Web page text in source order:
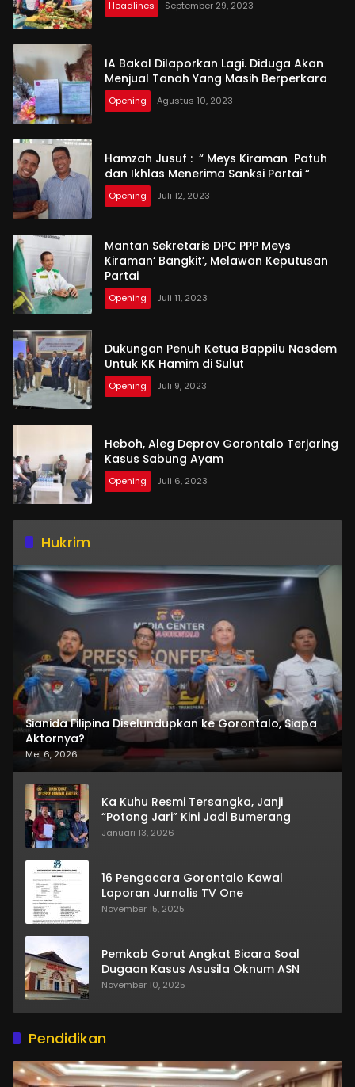
Headlines September 29, 2023
IA Bakal Dilaporkan Lagi. Diduga Akan
Menjual Tanah Yang Masih Berperkara
Opening Agustus 10, 2023
Hamzah Jusuf : “ Meys Kiraman Patuh
dan Ikhlas Menerima Sanksi Partai “
Opening Juli 12, 2023
Mantan Sekretaris DPC PPP Meys
Kiraman‘ Bangkit’, Melawan Keputusan
Partai
Opening Juli 11, 2023
Dukungan Penuh Ketua Bappilu Nasdem
Untuk KK Hamim di Sulut
Opening Juli 9, 2023
Heboh, Aleg Deprov Gorontalo Terjaring
Kasus Sabung Ayam
Opening Juli 6, 2023
Hukrim
Sianida Filipina Diselundupkan ke Gorontalo, Siapa
Aktornya?
Mei 6, 2026
Ka Kuhu Resmi Tersangka, Janji
“Potong Jari” Kini Jadi Bumerang
Januari 13, 2026
16 Pengacara Gorontalo Kawal
Laporan Jurnalis TV One
November 15, 2025
Pemkab Gorut Angkat Bicara Soal
Dugaan Kasus Asusila Oknum ASN
November 10, 2025
Pendidikan